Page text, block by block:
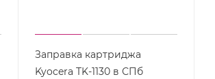
Заправка картриджа
Kyocera TK-1130 в СПб